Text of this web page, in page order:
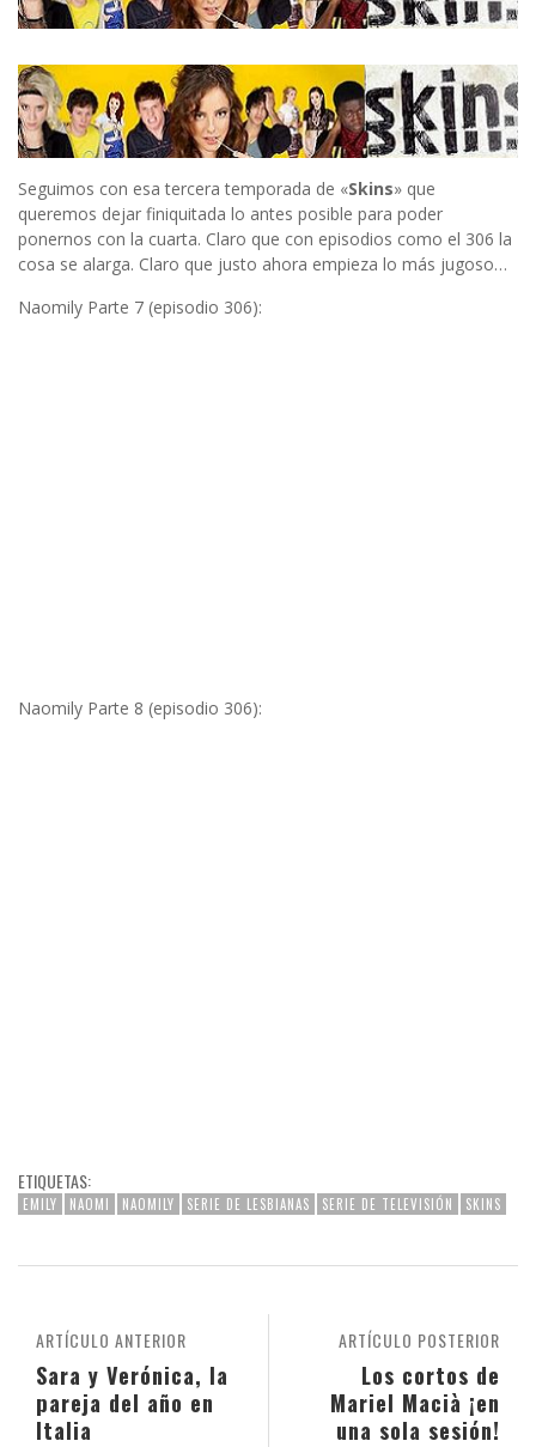
Seguimos con esa tercera temporada de «Skins» que
queremos dejar finiquitada lo antes posible para poder
ponernos con la cuarta. Claro que con episodios como el 306 la
cosa se alarga. Claro que justo ahora empieza lo más jugoso…
Naomily Parte 7 (episodio 306):
Naomily Parte 8 (episodio 306):
ETIQUETAS:
EMILY NAOMI NAOMILY SERIE DE LESBIANAS SERIE DE TELEVISIÓN SKINS
ARTÍCULO POSTERIOR
Los cortos de
Mariel Macià ¡en
una sola sesión!
ARTÍCULO ANTERIOR
Sara y Verónica, la
pareja del año en
Italia